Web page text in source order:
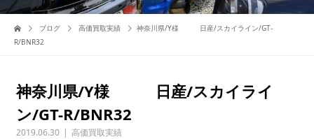
ブログ 高価買取実績
神奈川県/Y様 日産/スカイライン/GT-
R/BNR32
神奈川県/Y様 日産/スカイライ
ン/GT-R/BNR32
2019.06.30 高価買取実績